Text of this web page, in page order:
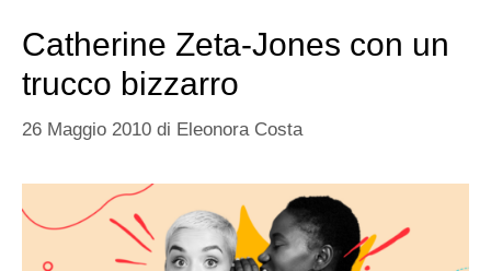
Catherine Zeta-Jones con un
trucco bizzarro
26 Maggio 2010 di Eleonora Costa